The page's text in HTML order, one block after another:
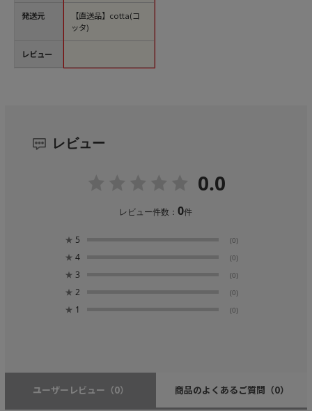
発送元
レビュー
【直送品】cotta(コ
ッタ)
レビュー
0.0
レビュー件数：0件
★ 5 (0)
★ 4 (0)
★ 3 (0)
★ 2 (0)
★ 1 (0)
ユーザーレビュー （0） 商品のよくあるご質問 （0）